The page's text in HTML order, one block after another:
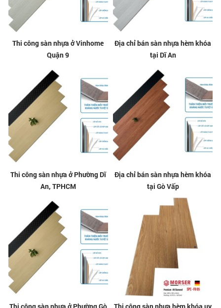
Thi công sàn nhựa ở Vinhome
Quận 9
Địa chỉ bán sàn nhựa hèm khóa
tại Dĩ An
Thi công sàn nhựa ở Phường Dĩ
An, TPHCM
Địa chỉ bán sàn nhựa hèm khóa
tại Gò Vấp
Thi công sàn nhựa ở Phường Gò
Thi công sàn nhựa hèm khóa uy